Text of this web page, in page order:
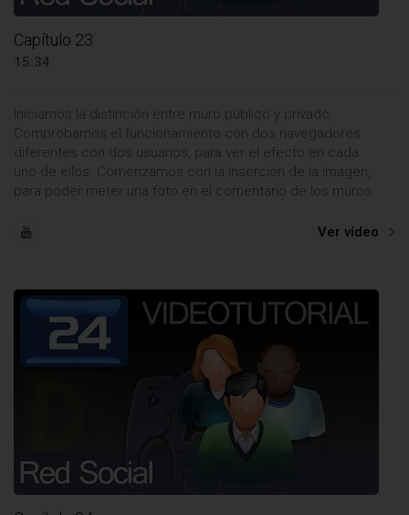
Capítulo 23
15:34
Iniciamos la distinción entre muro público y privado.
Comprobamos el funcionamiento con dos navegadores
diferentes con dos usuarios, para ver el efecto en cada
uno de ellos. Comenzamos con la inserción de la imagen,
para poder meter una foto en el comentario de los muros.
Ver vídeo